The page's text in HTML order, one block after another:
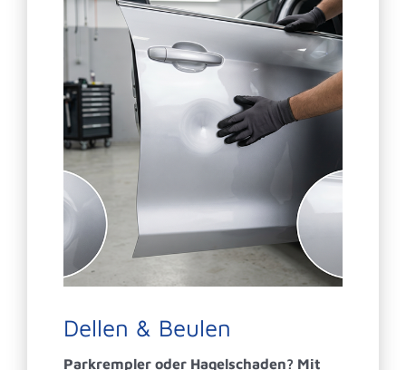
Dellen & Beulen
Parkrempler oder Hagelschaden? Mit